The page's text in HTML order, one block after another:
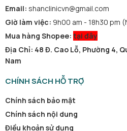
Email: shanclinicvn@gmail.com
Giờ làm việc: 9h00 am - 18h30 pm
Mua hàng Shopee: tại đây
Địa Chỉ: 48 Đ. Cao Lỗ, Phường 4,
Nam
CHÍNH SÁCH HỖ TRỢ
Chính sách bảo mật
Chính sách nội dung
Điều khoản sử dụng